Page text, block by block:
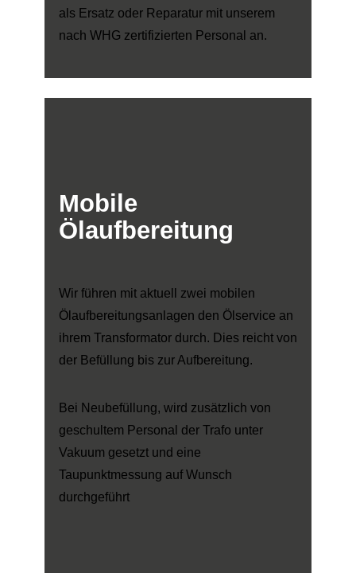
als Ersatz oder Reparatur mit unserem
nach WHG zertifizierten Personal an.
Mobile
Ölaufbereitung
Wir führen mit aktuell zwei mobilen
Ölaufbereitungsanlagen den Ölservice an
ihrem Transformator durch. Dies reicht von
der Befüllung bis zur Aufbereitung.
Bei Neubefüllung, wird zusätzlich von
geschultem Personal der Trafo unter
Vakuum gesetzt und eine
Taupunktmessung auf Wunsch
durchgeführt